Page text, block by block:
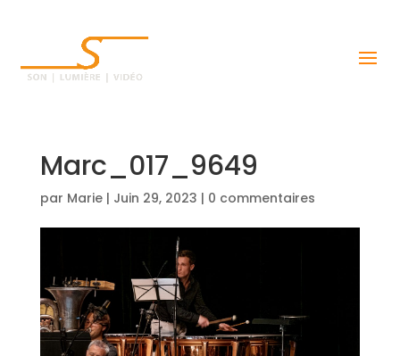
Marc_017_9649
par Marie| Juin 29, 2023 | 0 commentaires